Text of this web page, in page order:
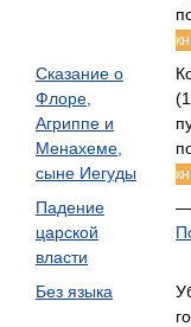
Сказание о
Флоре,
Агриппе и
Менахеме,
сыне Иегуды
Падение
царской
власти
—
Без языка